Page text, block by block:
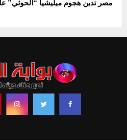
مصر تدين هجوم ميليشيا “الحوثي”